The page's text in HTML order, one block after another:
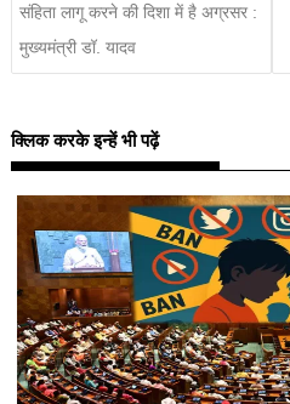
संहिता लागू करने की दिशा में है अग्रसर :
मुख्यमंत्री डॉ. यादव
क्लिक करके इन्हें भी पढ़ें